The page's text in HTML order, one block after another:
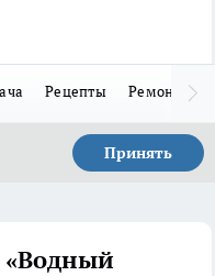
Рецепты Ремонт
Принять
«Водный